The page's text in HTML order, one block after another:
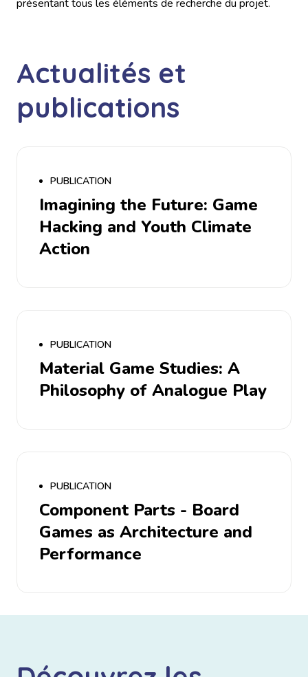
présentant tous les éléments de recherche du projet.
Actualités et
publications
PUBLICATION
Imagining the Future: Game
Hacking and Youth Climate
Action
PUBLICATION
Material Game Studies: A
Philosophy of Analogue Play
PUBLICATION
Component Parts - Board
Games as Architecture and
Performance